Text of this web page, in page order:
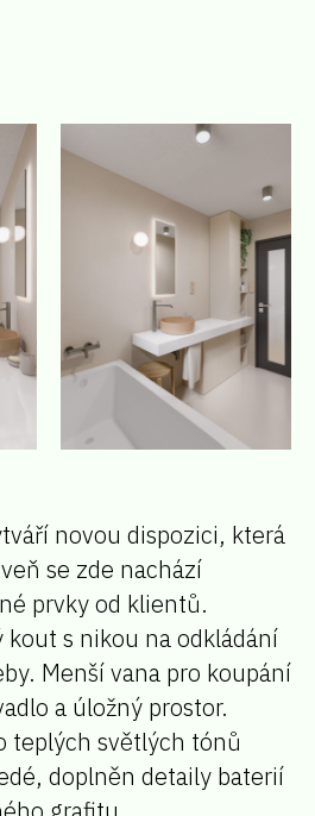
novou dispozici, která
se zde nachází
prvky od klientů.
kout s nikou na odkládání
Menší vana pro koupání
a úložný prostor.
teplých světlých tónů
doplněn detaily baterií